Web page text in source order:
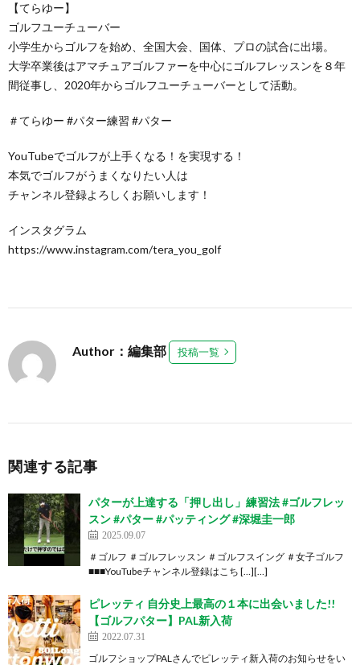
【てらゆー】
ゴルフユーチューバー
小学生からゴルフを始め、全国大会、国体、プロの試合に出場。
大学卒業後はアマチュアゴルファーを中心にゴルフレッスンを８年
間従事し、2020年からゴルフユーチューバーとして活動。
＃てらゆー #パター練習 #パター
YouTubeでゴルフが上手くなる！を実現する！
本気でゴルフがうまくなりたい人は
チャンネル登録よろしくお願いします！
インスタグラム
https://www.instagram.com/tera_you_golf
Author：編集部 投稿一覧
関連する記事
パターが上達する「押し出し」練習法 #ゴルフレッ
スン #パター #パッティング #深堀圭一郎
2025.09.07
＃ゴルフ ＃ゴルフレッスン ＃ゴルフスイング ＃女子ゴルフ
■■■YouTubeチャンネル登録はこち […][…]
ピレッティ 自分史上最高の１本に出会いました!!
【ゴルフパター】PAL新入荷
2022.07.31
ゴルフショップPALさんでピレッティ新入荷のお知らせをい